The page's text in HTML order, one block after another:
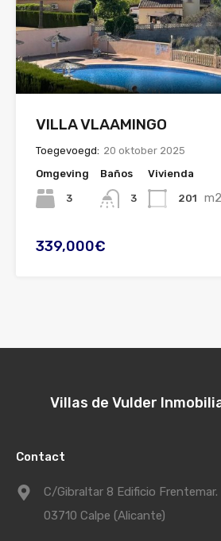
VILLA VLAAMINGO
Toegevoegd: 20 oktober 2025
Omgeving
3
Baños
3
Vivienda
201 m2
339,000€
Villas de Vulder
Contact
C/Gibraltar 8 Edificio Frentemar.
03710 Calpe (Alicante)